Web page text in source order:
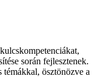
során fejlesztenek.
témákkal, ösztönözve a